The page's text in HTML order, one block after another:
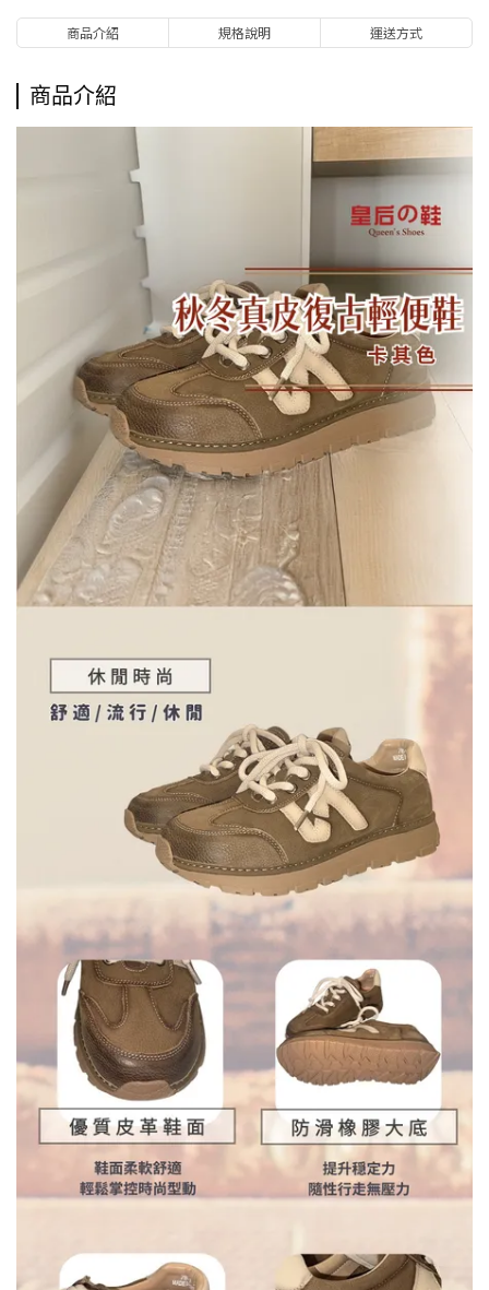
商品介紹 規格說明 運送方式
商品介紹